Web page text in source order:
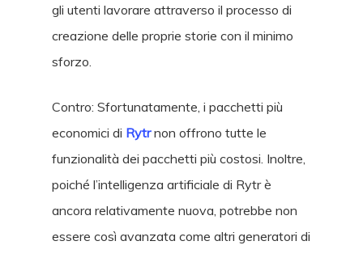
gli utenti lavorare attraverso il processo di
creazione delle proprie storie con il minimo
sforzo.
Contro: Sfortunatamente, i pacchetti più
economici di Rytrnon offrono tutte le
funzionalità dei pacchetti più costosi. Inoltre,
poiché l’intelligenza artificiale di Rytr è
ancora relativamente nuova, potrebbe non
essere così avanzata come altri generatori di